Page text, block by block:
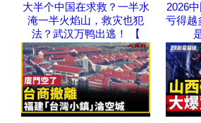
大半个中国在求救？一半水
淹一半火焰山，救灾也犯
法？武汉万鸭出逃！ 【
2026
亏得越